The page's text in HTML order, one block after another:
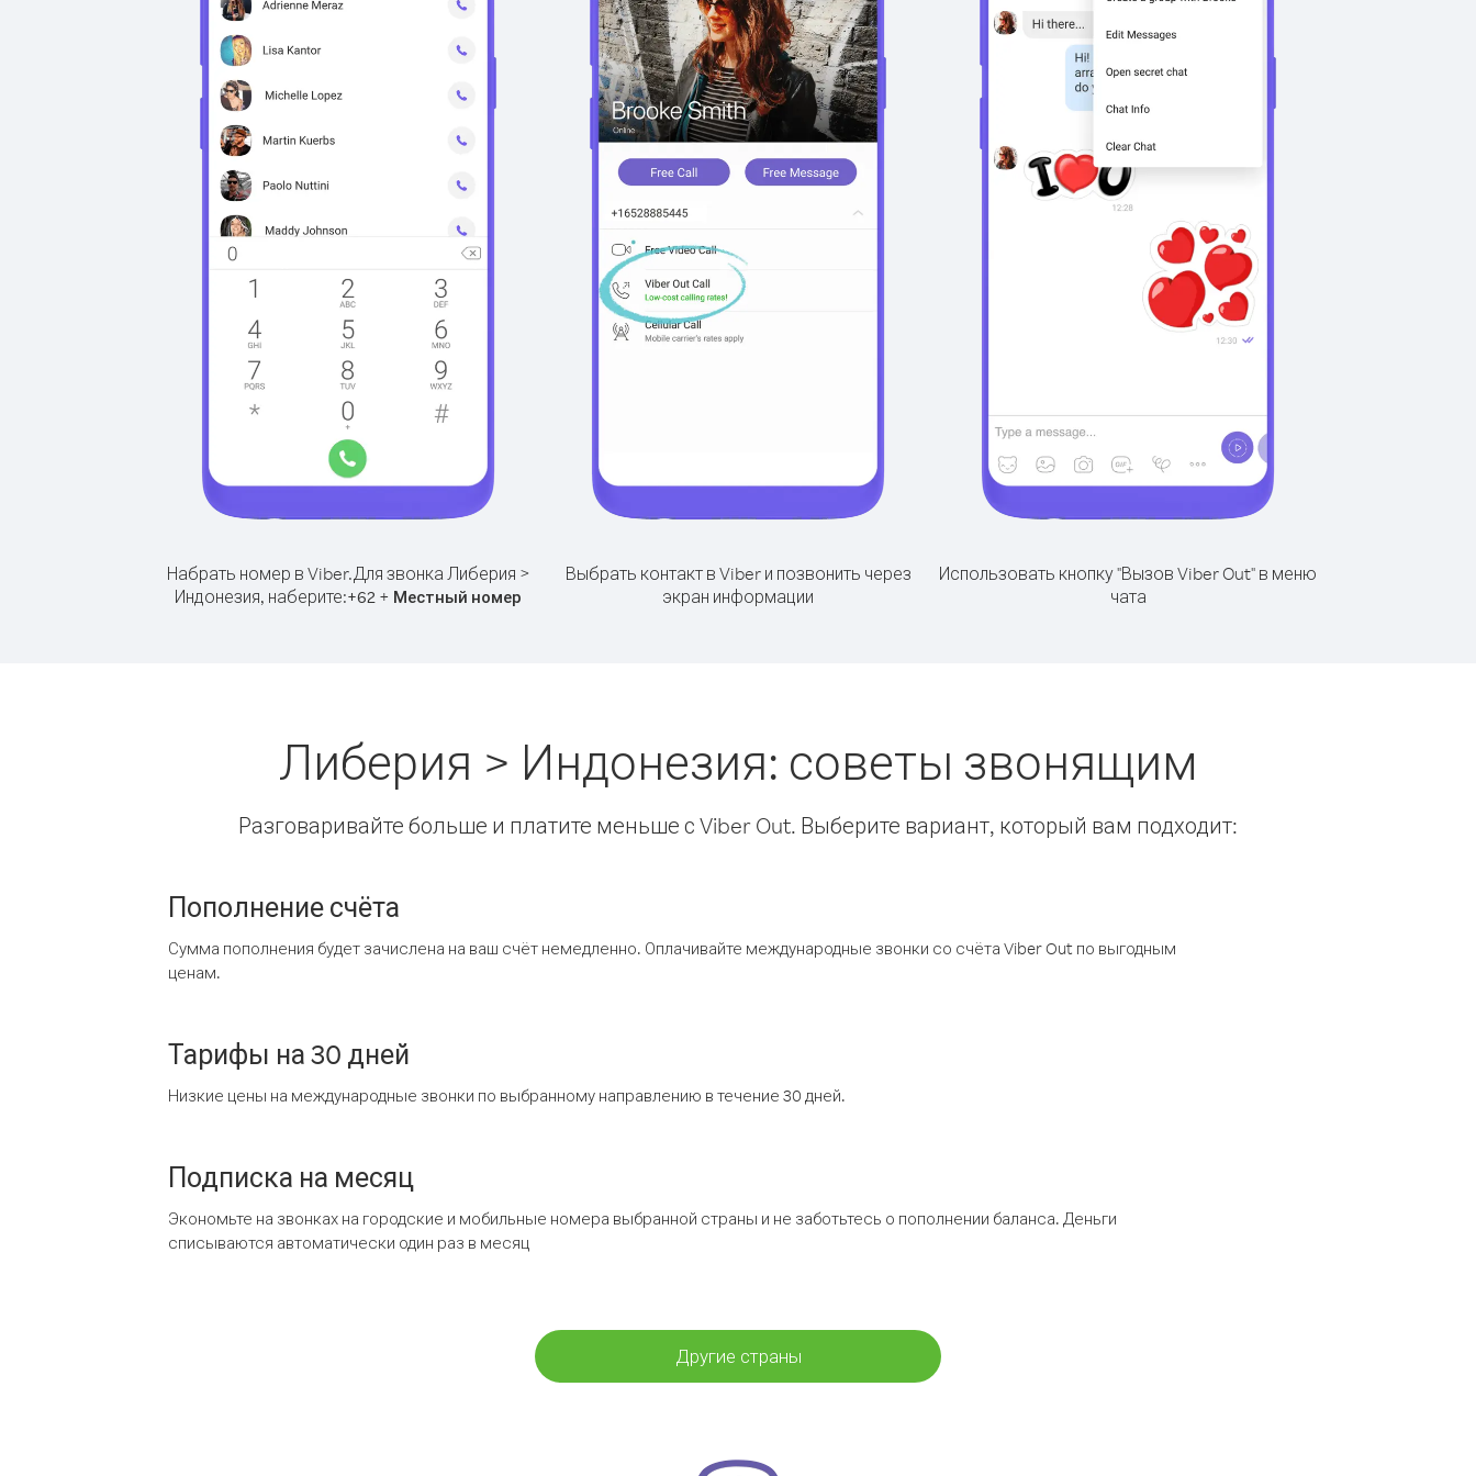
Набрать номер в Viber.Для звонка Либерия >
Индонезия, наберите:+62 + Местный номер
Выбрать контакт в Viber и позвонить через
экран информации
Использовать кнопку "Вызов Viber Out" в меню
чата
Либерия > Индонезия: советы звонящим
Разговаривайте больше и платите меньше с Viber Out. Выберите вариант, который вам подходит:
Пополнение счёта
Сумма пополнения будет зачислена на ваш счёт немедленно. Оплачивайте международные звонки со счёта Viber Out по выгодным
ценам.
Тарифы на 30 дней
Низкие цены на международные звонки по выбранному направлению в течение 30 дней.
Подписка на месяц
Экономьте на звонках на городские и мобильные номера выбранной страны и не заботьтесь о пополнении баланса. Деньги
списываются автоматически один раз в месяц
Другие страны